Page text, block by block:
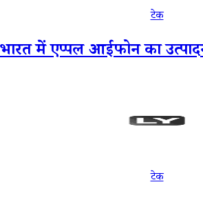
टेक
में एप्पल आईफोन का उत्पादन
टेक